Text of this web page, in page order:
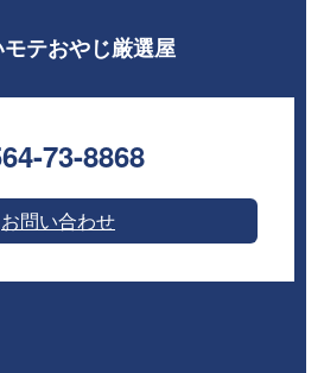
テおやじ厳選屋
73-8868⁣
お問い合わせ